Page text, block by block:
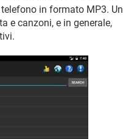
in formato MP3. Un
e canzoni, e in generale,